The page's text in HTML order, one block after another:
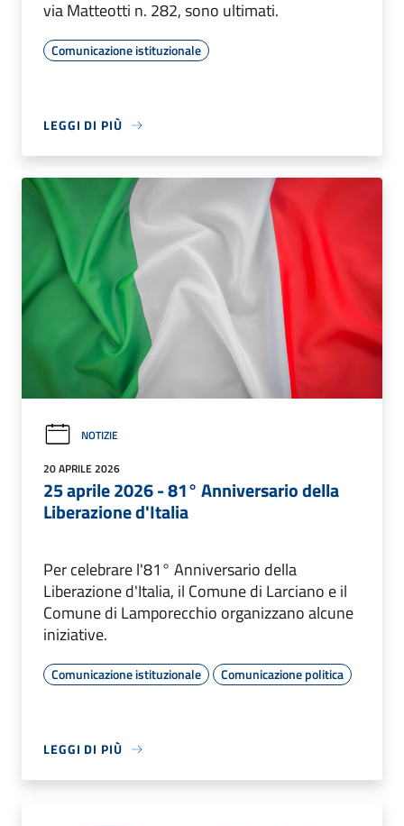
via Matteotti n. 282, sono ultimati.
Comunicazione istituzionale
LEGGI DI PIÙ
NOTIZIE
20 APRILE 2026
25 aprile 2026 - 81° Anniversario della
Liberazione d'Italia
Per celebrare l'81° Anniversario della
Liberazione d'Italia, il Comune di Larciano e il
Comune di Lamporecchio organizzano alcune
iniziative.
Comunicazione istituzionale Comunicazione politica
LEGGI DI PIÙ